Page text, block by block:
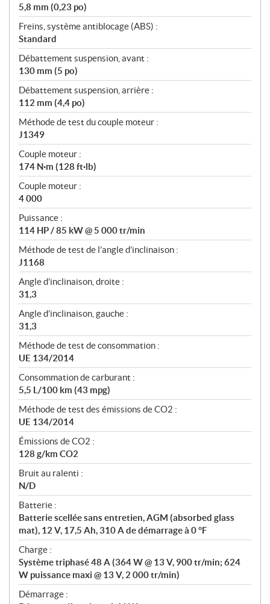
5,8 mm (0,23 po)
Freins, système antiblocage (ABS) :
Standard
Débattement suspension, avant :
130 mm (5 po)
Débattement suspension, arrière :
112 mm (4,4 po)
Méthode de test du couple moteur :
J1349
Couple moteur :
174 N·m (128 ft·lb)
Couple moteur :
4 000
Puissance :
114 HP / 85 kW @ 5 000 tr/min
Méthode de test de l’angle d’inclinaison :
J1168
Angle d’inclinaison, droite :
31,3
Angle d’inclinaison, gauche :
31,3
Méthode de test de consommation :
UE 134/2014
Consommation de carburant :
5,5 L/100 km (43 mpg)
Méthode de test des émissions de CO2 :
UE 134/2014
Émissions de CO2 :
128 g/km CO2
Bruit au ralenti :
N/D
Batterie :
Batterie scellée sans entretien, AGM (absorbed glass
mat), 12 V, 17,5 Ah, 310 A de démarrage à 0 °F
Charge :
Système triphasé 48 A (364 W @ 13 V, 900 tr/min; 624
W puissance maxi @ 13 V, 2 000 tr/min)
Démarrage :